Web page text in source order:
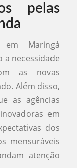
pelas
Maringá
a necessidade
as novas
Além disso,
as agências
em
dos
mensuráveis
atenção